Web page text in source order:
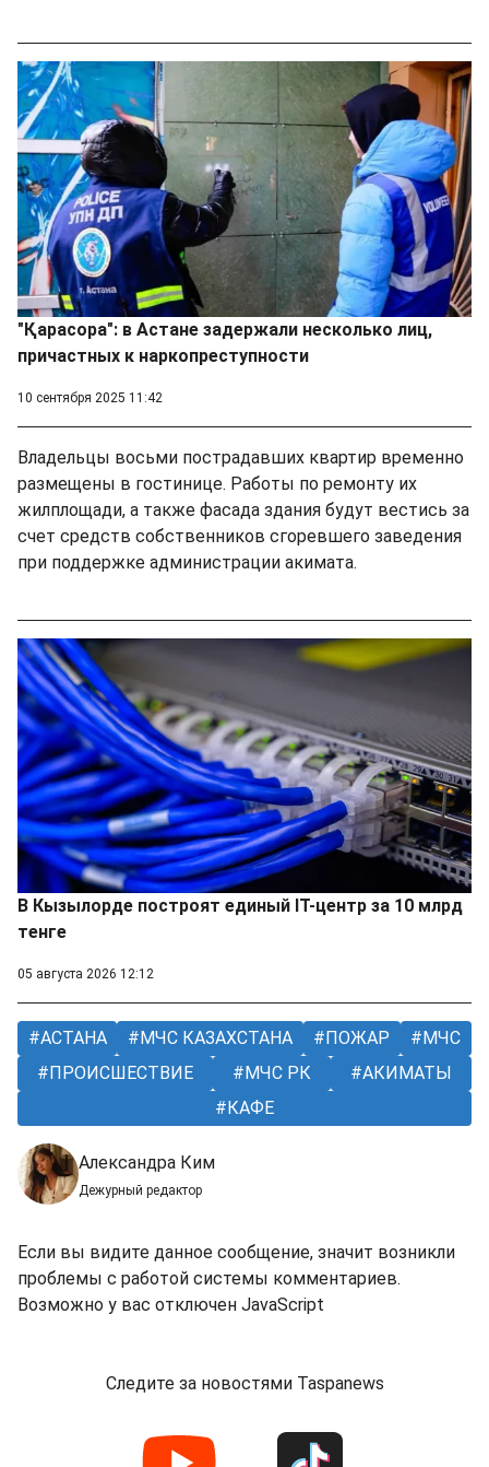
"Қарасора": в Астане задержали несколько лиц,
причастных к наркопреступности
10 сентября 2025 11:42
Владельцы восьми пострадавших квартир временно
размещены в гостинице. Работы по ремонту их
жилплощади, а также фасада здания будут вестись за
счет средств собственников сгоревшего заведения
при поддержке администрации акимата.
В Кызылорде построят единый IT-центр за 10 млрд
тенге
05 августа 2026 12:12
АСТАНА МЧС КАЗАХСТАНА ПОЖАР
МЧС
ПРОИСШЕСТВИЕ
МЧС РК
АКИМАТЫ
КАФЕ
Александра Ким
Дежурный редактор
Если вы видите данное сообщение, значит возникли
проблемы с работой системы комментариев.
Возможно у вас отключен JavaScript
Следите за новостями Taspanews